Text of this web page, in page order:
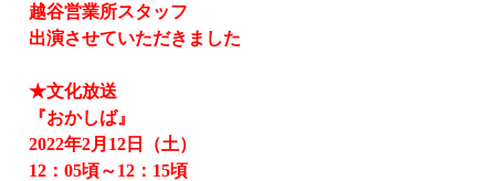
越谷営業所スタッフ
出演させていただきました
★文化放送
『おかしば』
2022年2月 12 日（土）
12 ：05頃～12 ： 15頃